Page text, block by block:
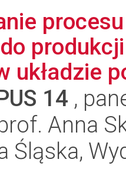
układzie
14 ,
Anna
Śląska,